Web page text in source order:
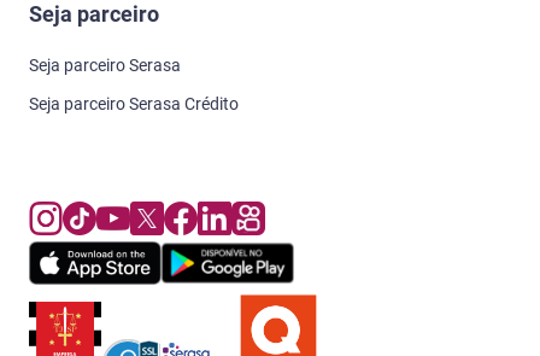
Seja parceiro
Seja parceiro Serasa
Seja parceiro Serasa Crédito